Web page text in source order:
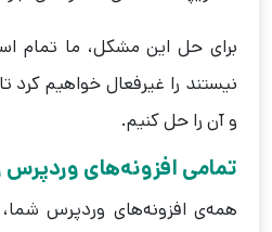
نیستند را غیرفعال خواهیم کرد
و آن را حل کنیم.
تمامی افزونه‌های وردپرس